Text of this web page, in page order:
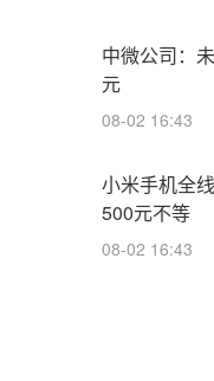
中微公司：
元
08-02 16:43
小米手机全
500元不等
08-02 16:43